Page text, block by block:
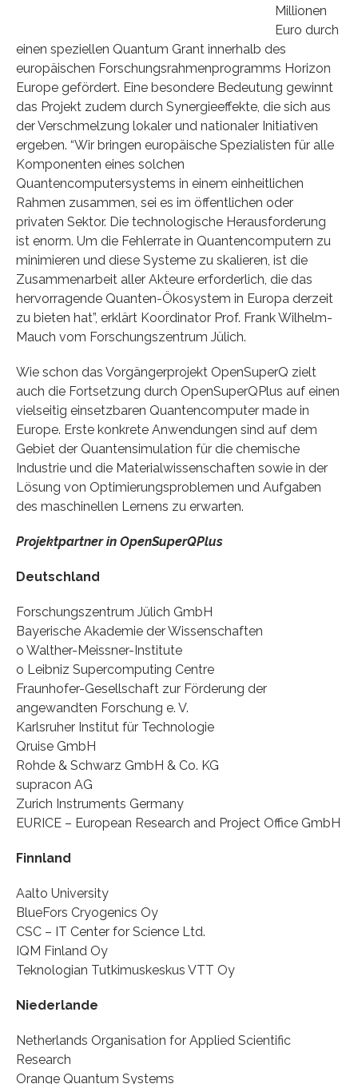
Millionen
Euro durch
einen speziellen Quantum Grant innerhalb des
europäischen Forschungsrahmenprogramms Horizon
Europe gefördert. Eine besondere Bedeutung gewinnt
das Projekt zudem durch Synergieeffekte, die sich aus
der Verschmelzung lokaler und nationaler Initiativen
ergeben. “Wir bringen europäische Spezialisten für alle
Komponenten eines solchen
Quantencomputersystems in einem einheitlichen
Rahmen zusammen, sei es im öffentlichen oder
privaten Sektor. Die technologische Herausforderung
ist enorm. Um die Fehlerrate in Quantencomputern zu
minimieren und diese Systeme zu skalieren, ist die
Zusammenarbeit aller Akteure erforderlich, die das
hervorragende Quanten-Ökosystem in Europa derzeit
zu bieten hat”, erklärt Koordinator Prof. Frank Wilhelm-
Mauch vom Forschungszentrum Jülich.
Wie schon das Vorgängerprojekt OpenSuperQ zielt
auch die Fortsetzung durch OpenSuperQPlus auf einen
vielseitig einsetzbaren Quantencomputer made in
Europe. Erste konkrete Anwendungen sind auf dem
Gebiet der Quantensimulation für die chemische
Industrie und die Materialwissenschaften sowie in der
Lösung von Optimierungsproblemen und Aufgaben
des maschinellen Lernens zu erwarten.
Projektpartner in OpenSuperQPlus
Deutschland
Forschungszentrum Jülich GmbH
Bayerische Akademie der Wissenschaften
o Walther-Meissner-Institute
o Leibniz Supercomputing Centre
Fraunhofer-Gesellschaft zur Förderung der
angewandten Forschung e. V.
Karlsruher Institut für Technologie
Qruise GmbH
Rohde & Schwarz GmbH & Co. KG
supracon AG
Zurich Instruments Germany
EURICE – European Research and Project Office GmbH
Finnland
Aalto University
BlueFors Cryogenics Oy
CSC – IT Center for Science Ltd.
IQM Finland Oy
Teknologian Tutkimuskeskus VTT Oy
Niederlande
Netherlands Organisation for Applied Scientific
Research
Orange Quantum Systems